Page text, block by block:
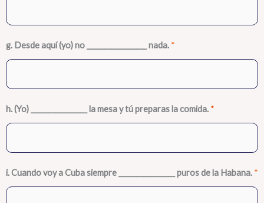
g. Desde aquí (yo) no _________________ nada. *
h. (Yo) ________________ la mesa y tú preparas la comida. *
i. Cuando voy a Cuba siempre ________________ puros de la Habana. *